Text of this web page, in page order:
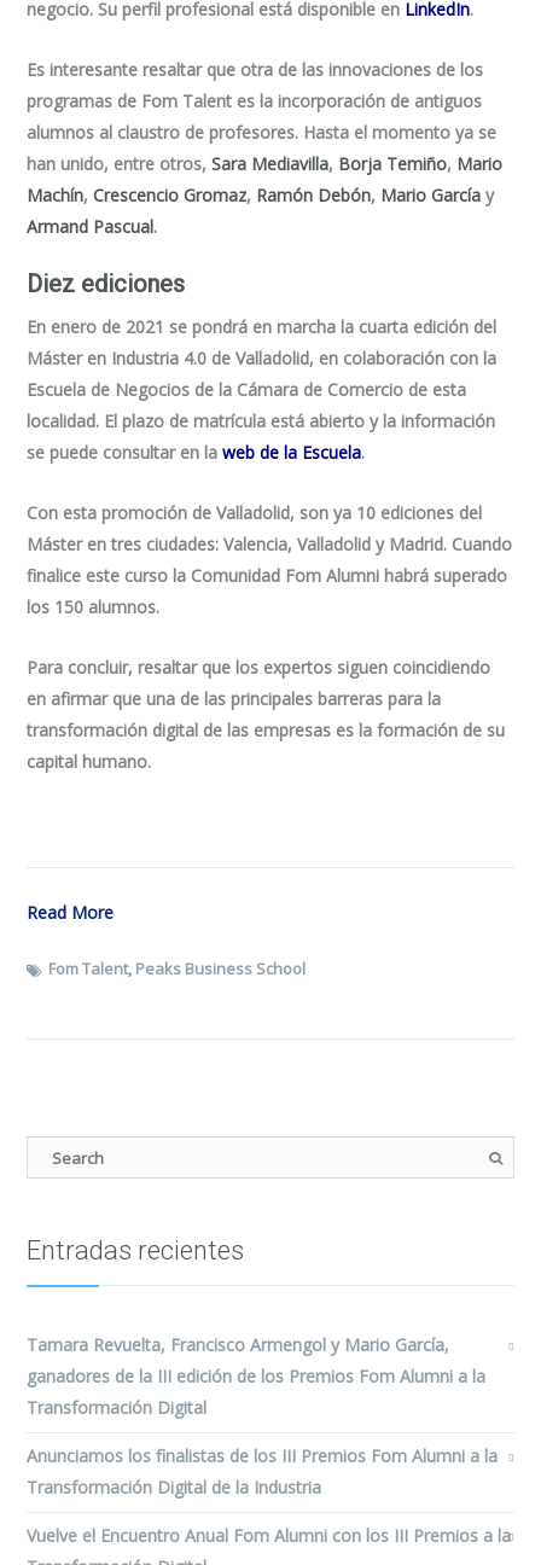
negocio. Su perfil profesional está disponible en LinkedIn.
Es interesante resaltar que otra de las innovaciones de los
programas de Fom Talent es la incorporación de antiguos
alumnos al claustro de profesores. Hasta el momento ya se
han unido, entre otros,Sara Mediavilla, Borja Temiño, Mario
Machín,Crescencio Gromaz, Ramón Debón, Mario García y
Armand Pascual.
Diez ediciones
En enero de 2021 se pondrá en marcha la cuarta edición del
Máster en Industria 4.0 de Valladolid, en colaboración con la
Escuela de Negocios de la Cámara de Comercio de esta
localidad. El plazo de matrícula está abierto y la información
se puede consultar en laweb de la Escuela.
Con esta promoción de Valladolid, son ya 10 ediciones del
Máster en tres ciudades: Valencia, Valladolid y Madrid. Cuando
finalice este curso la Comunidad Fom Alumni habrá superado
los 150 alumnos.
Para concluir, resaltar que los expertos siguen coincidiendo
en afirmar que una de las principales barreras para la
transformación digital de las empresas es la formación de su
capital humano.
Read More
Fom Talent, Peaks Business School
Entradas recientes
Tamara Revuelta, Francisco Armengol y Mario García,
ganadores de la III edición de los Premios Fom Alumni a la
Transformación Digital
Anunciamos los finalistas de los III Premios Fom Alumni a la
Transformación Digital de la Industria
Vuelve el Encuentro Anual Fom Alumni con los III Premios a la